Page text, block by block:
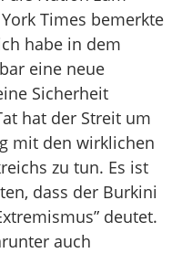
Times bemerkte
habe in dem
eine neue
Sicherheit
hat der Streit um
mit den wirklichen
zu tun. Es ist
dass der Burkini
deutet.
auch